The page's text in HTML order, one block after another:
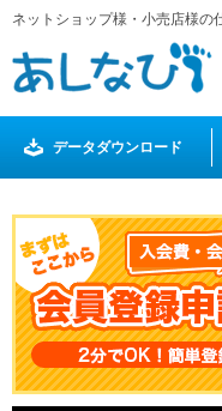
ネットショップ様・小売店様
データダウンロード